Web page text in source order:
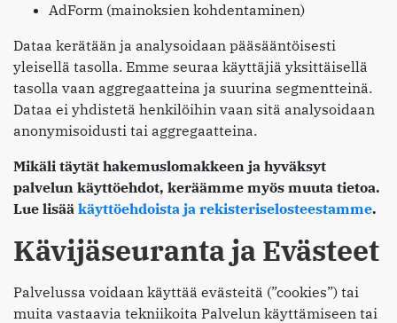
AdForm (mainoksien kohdentaminen)
Dataa kerätään ja analysoidaan pääsääntöisesti
yleisellä tasolla. Emme seuraa käyttäjiä yksittäisellä
tasolla vaan aggregaatteina ja suurina segmentteinä.
Dataa ei yhdistetä henkilöihin vaan sitä analysoidaan
anonymisoidusti tai aggregaatteina.
Mikäli täytät hakemuslomakkeen ja hyväksyt
palvelun käyttöehdot, keräämme myös muuta tietoa.
Lue lisää käyttöehdoista ja rekisteriselosteestamme.
Kävijäseuranta ja Evästeet
Palvelussa voidaan käyttää evästeitä (”cookies”) tai
muita vastaavia tekniikoita Palvelun käyttämiseen tai